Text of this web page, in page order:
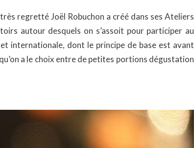
regretté Joël Robuchon a créé dans ses Ateliers
autour desquels on s’assoit pour participer au
internationale, dont le principe de base est avant
a le choix entre de petites portions dégustation